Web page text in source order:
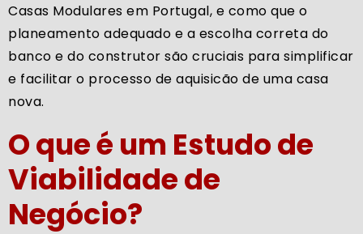
Casas Modulares em Portugal, e como que o
planeamento adequado e a escolha correta do
banco e do construtor são cruciais para simplificar
e facilitar o processo de aquisicão de uma casa
nova.
O que é um Estudo de
Viabilidade de
Negócio?